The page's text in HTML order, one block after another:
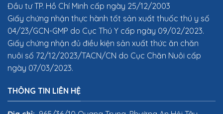
Đầu tư TP. Hồ Chí Minh cấp ngày 25/12/2003
Giấy chứng nhận thực hành tốt sản xuất thuốc thú y số
04/23/GCN-GMP do Cục Thú Y cấp ngày 09/02/2023.
Giấy chứng nhận đủ điều kiện sản xuất thức ăn chăn
nuôi số 72/12/2023/TACN/CN do Cục Chăn Nuôi cấp
ngày 07/03/2023.
THÔNG TIN LIÊN HỆ